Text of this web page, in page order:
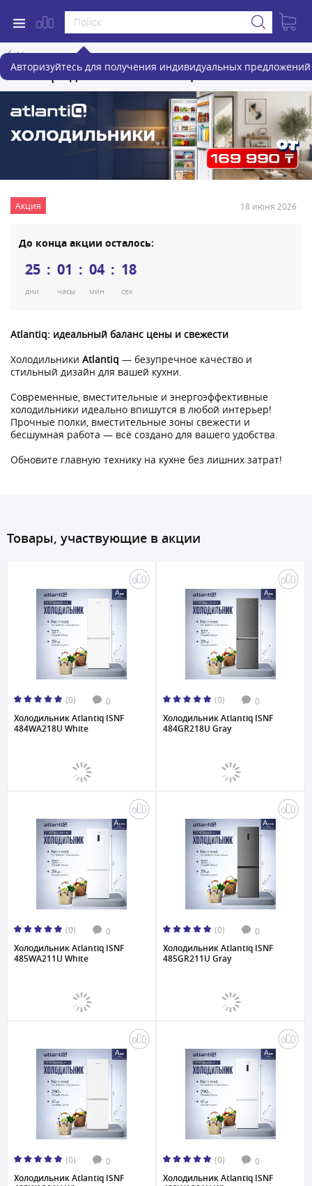
Авторизуйтесь для получения индивидуальных предложений
Назад
Atlantiq: идеальный баланс цены и свежести
Акция 18 июня 2026
До конца акции осталось:
25
дни
01
часы
04
мин
18
сек
Atlantiq: идеальный баланс цены и свежести
Холодильники Atlantiq — безупречное качество и
стильный дизайн для вашей кухни.
Современные, вместительные и энергоэффективные
холодильники идеально впишутся в любой интерьер!
Прочные полки, вместительные зоны свежести и
бесшумная работа — всё создано для вашего удобства.
Обновите главную технику на кухне без лишних затрат!
Товары, участвующие в акции
(0) 0
Холодильник Atlantiq ISNF
484WA218U White
(0) 0
Холодильник Atlantiq ISNF
484GR218U Gray
(0) 0
Холодильник Atlantiq ISNF
485WA211U White
(0) 0
Холодильник Atlantiq ISNF
485GR211U Gray
(0) 0
Холодильник Atlantiq ISNF
(0) 0
Холодильник Atlantiq ISNF